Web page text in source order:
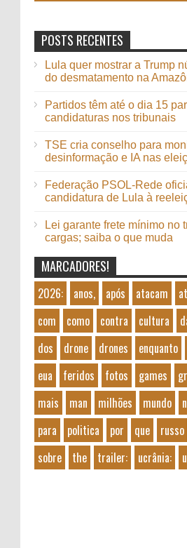
POSTS RECENTES
Lula quer mostrar a Trump
do desmatamento na
Partidos têm até o dia 15
candidaturas nos tribunais
TSE cria conselho para
desinformação e IA nas
Federação PSOL-Rede
candidatura de Lula à
Lei garante frete mínimo no
cargas; saiba o que muda
MARCADORES!
2026: anos, após atacam
com
como contra cultura
dos
drone drones enquanto
eua
feridos fotos games
mais
man milhões mundo
para
politica por que russo
sobre
the trailer: ucrânia: